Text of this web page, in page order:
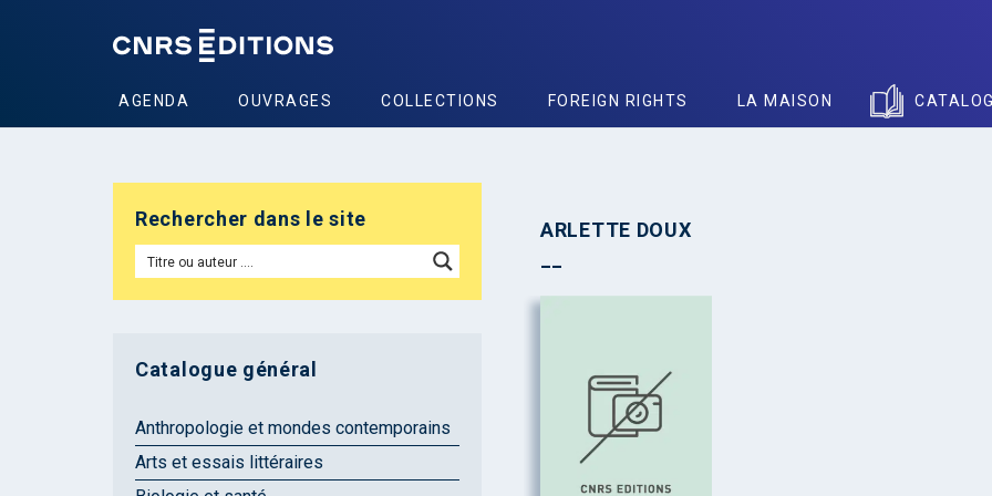
AGENDA OUVRAGES COLLECTIONS FOREIGN RIGHTS LA MAISON
ARLETTE DOUX
Rechercher dans le site
Catalogue général
Anthropologie et mondes contemporains
Arts et essais littéraires